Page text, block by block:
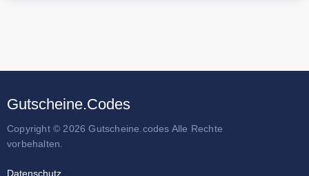
Gutscheine.Codes
Copyright © 2026 Gutscheine.codes Alle Rechte
vorbehalten.
Datenschutz